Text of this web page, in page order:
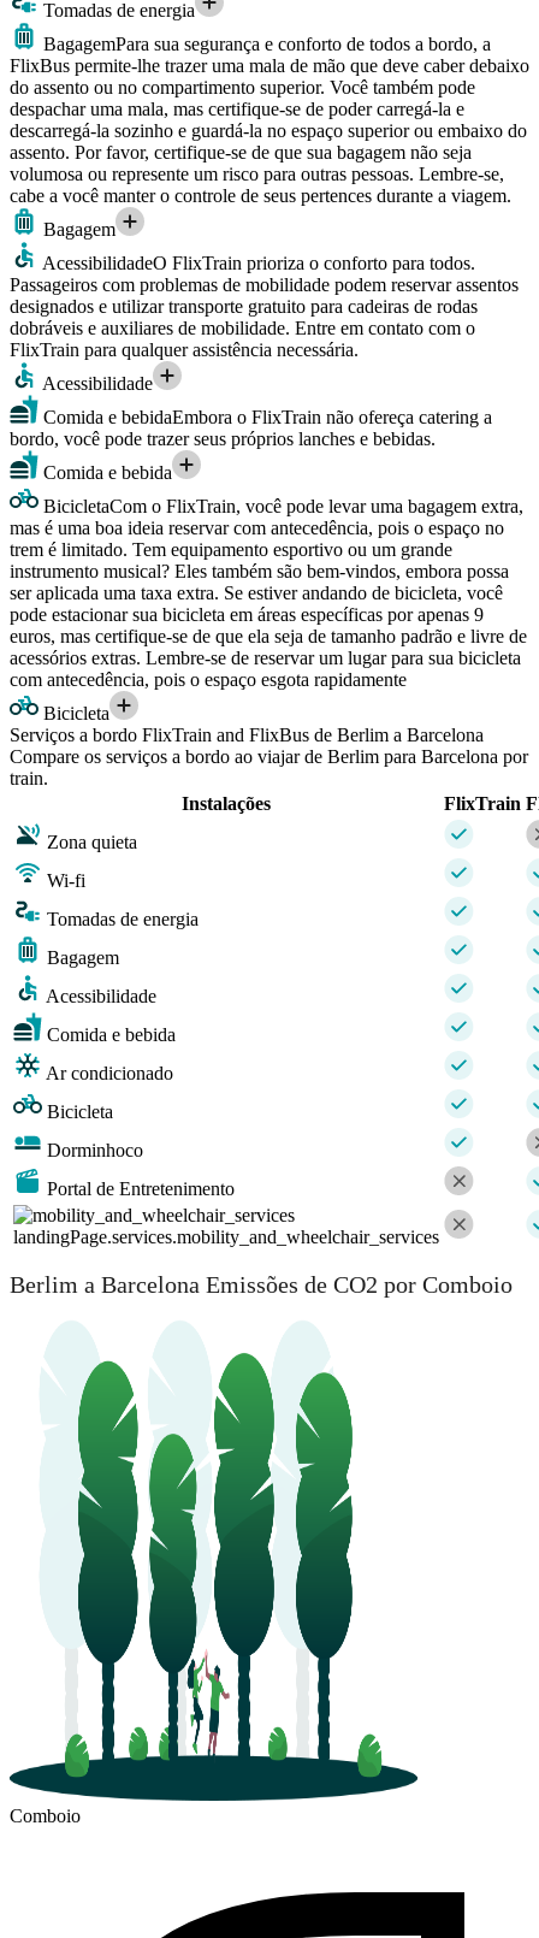
Tomadas de energia
BagagemPara sua segurança e conforto de todos a bordo, a
FlixBus permite-lhe trazer uma mala de mão que deve caber debaixo
do assento ou no compartimento superior. Você também pode
despachar uma mala, mas certifique-se de poder carregá-la e
descarregá-la sozinho e guardá-la no espaço superior ou embaixo do
assento. Por favor, certifique-se de que sua bagagem não seja
volumosa ou represente um risco para outras pessoas. Lembre-se,
cabe a você manter o controle de seus pertences durante a viagem.
Bagagem
AcessibilidadeO FlixTrain prioriza o conforto para todos.
Passageiros com problemas de mobilidade podem reservar assentos
designados e utilizar transporte gratuito para cadeiras de rodas
dobráveis e auxiliares de mobilidade. Entre em contato com o
FlixTrain para qualquer assistência necessária.
Acessibilidade
Comida e bebidaEmbora o FlixTrain não ofereça catering a
bordo, você pode trazer seus próprios lanches e bebidas.
Comida e bebida
BicicletaCom o FlixTrain, você pode levar uma bagagem extra,
mas é uma boa ideia reservar com antecedência, pois o espaço no
trem é limitado. Tem equipamento esportivo ou um grande
instrumento musical? Eles também são bem-vindos, embora possa
ser aplicada uma taxa extra. Se estiver andando de bicicleta, você
pode estacionar sua bicicleta em áreas específicas por apenas 9
euros, mas certifique-se de que ela seja de tamanho padrão e livre de
acessórios extras. Lembre-se de reservar um lugar para sua bicicleta
com antecedência, pois o espaço esgota rapidamente
Bicicleta
Serviços a bordo FlixTrain and FlixBus de Berlim a Barcelona
Compare os serviços a bordo ao viajar de Berlim para Barcelona por
train.
Instalações
FlixTrain
Zona quieta
Wi-fi
Tomadas de energia
Bagagem
Acessibilidade
Comida e bebida
Ar condicionado
Bicicleta
Dorminhoco
Portal de Entretenimento
landingPage.services.mobility_and_wheelchair_services
Berlim a Barcelona Emissões de CO2 por Comboio
Comboio